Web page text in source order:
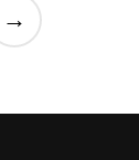
→